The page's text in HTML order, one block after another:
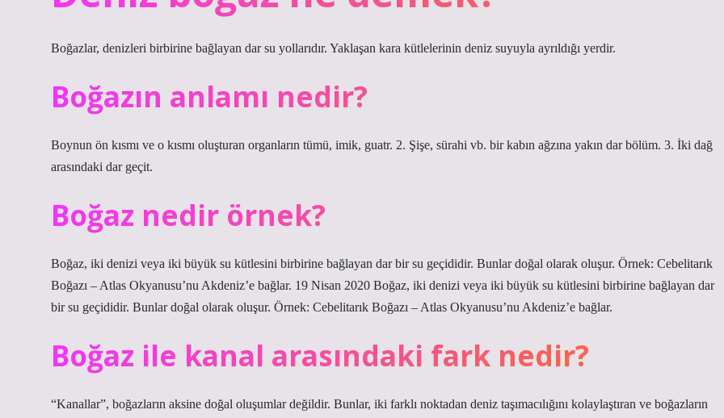
Boğazlar, denizleri birbirine bağlayan dar su yollarıdır. Yaklaşan kara kütlelerinin deniz suyuyla ayrıldığı yerdir.
Boğazın anlamı nedir?
Boynun ön kısmı ve o kısmı oluşturan organların tümü, imik, guatr. 2. Şişe, sürahi vb. bir kabın ağzına yakın dar bölüm. 3. İki dağ
arasındaki dar geçit.
Boğaz nedir örnek?
Boğaz, iki denizi veya iki büyük su kütlesini birbirine bağlayan dar bir su geçididir. Bunlar doğal olarak oluşur. Örnek: Cebelitarık
Boğazı – Atlas Okyanusu’nu Akdeniz’e bağlar. 19 Nisan 2020 Boğaz, iki denizi veya iki büyük su kütlesini birbirine bağlayan dar
bir su geçididir. Bunlar doğal olarak oluşur. Örnek: Cebelitarık Boğazı – Atlas Okyanusu’nu Akdeniz’e bağlar.
Boğaz ile kanal arasındaki fark nedir?
“Kanallar”, boğazların aksine doğal oluşumlar değildir. Bunlar, iki farklı noktadan deniz taşımacılığını kolaylaştıran ve boğazların